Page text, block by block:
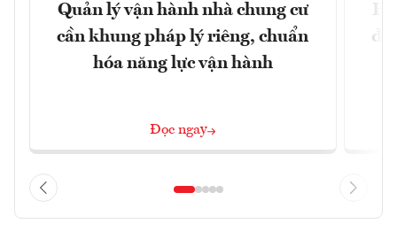
Quản lý vận hành nhà chung cư
cần khung pháp lý riêng, chuẩn
hóa năng lực vận hành
Đọc ngay